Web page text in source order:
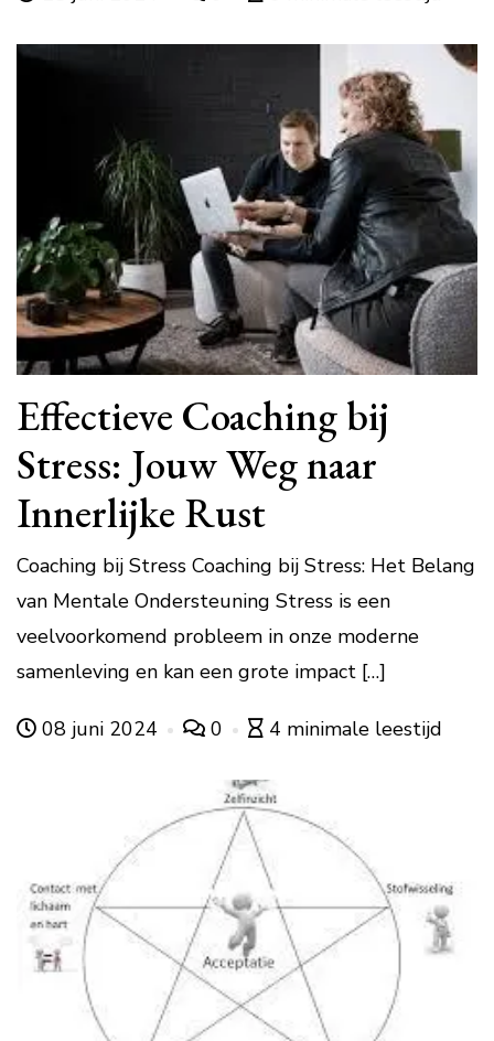
Effectieve Coaching bij
Stress: Jouw Weg naar
Innerlijke Rust
Coaching bij Stress Coaching bij Stress: Het Belang
van Mentale Ondersteuning Stress is een
veelvoorkomend probleem in onze moderne
samenleving en kan een grote impact […]
08 juni 2024 0 4 minimale leestijd